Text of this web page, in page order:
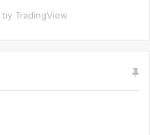
by TradingView